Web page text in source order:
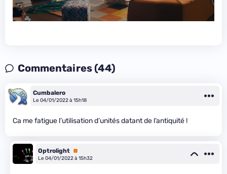
Commentaires (44)
Cumbalero
Le 04/01/2022 à 15h18
Ca me fatigue l’utilisation d’unités datant de l’antiquité !
Optrolight Premium
Le 04/01/2022 à 15h32